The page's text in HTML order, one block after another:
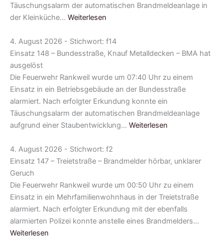
Täuschungsalarm der automatischen Brandmeldeanlage in
der Kleinküche… Weiterlesen
4. August 2026 - Stichwort: f14
Einsatz 148 – Bundesstraße, Knauf Metalldecken – BMA hat
ausgelöst
Die Feuerwehr Rankweil wurde um 07:40 Uhr zu einem
Einsatz in ein Betriebsgebäude an der Bundesstraße
alarmiert. Nach erfolgter Erkundung konnte ein
Täuschungsalarm der automatischen Brandmeldeanlage
aufgrund einer Staubentwicklung… Weiterlesen
4. August 2026 - Stichwort: f2
Einsatz 147 – Treietstraße – Brandmelder hörbar, unklarer
Geruch
Die Feuerwehr Rankweil wurde um 00:50 Uhr zu einem
Einsatz in ein Mehrfamilienwohnhaus in der Treietstraße
alarmiert. Nach erfolgter Erkundung mit der ebenfalls
alarmierten Polizei konnte anstelle eines Brandmelders…
Weiterlesen